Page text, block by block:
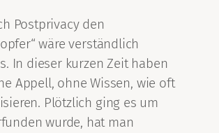
Postprivacy den
wäre verständlich
In dieser kurzen Zeit haben
Appell, ohne Wissen, wie oft
Plötzlich ging es um
wurde, hat man